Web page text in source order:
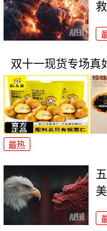
双十一现货专场真
最热